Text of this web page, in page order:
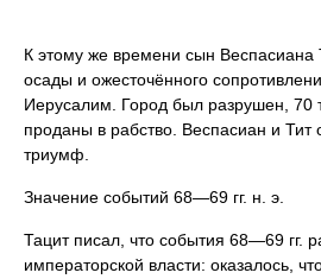
К этому же времени сын Веспасиана
осады и ожесточённого
Иерусалим. Город был разрушен, 70
проданы в рабство. Веспасиан и Тит
триумф.
Значение событий 68—69 гг. н. э.
Тацит писал, что события 68—69 гг.
императорской власти: оказалось,